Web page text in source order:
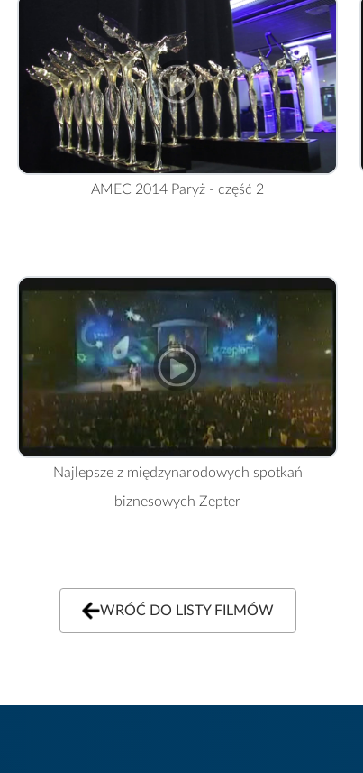
AMEC 2014 Paryż - część 2
Najlepsze z międzynarodowych spotkań
biznesowych Zepter
WRÓĆ DO LISTY FILMÓW